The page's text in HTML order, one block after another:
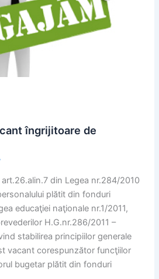
îngrijitoare de
din Legea nr.284/2010
plătit din fonduri
educaţiei naţionale nr.1/2011,
H.G.nr.286/2011 –
stabilirea principiilor generale
vacant corespunzător funcţiilor
bugetar plătit din fonduri